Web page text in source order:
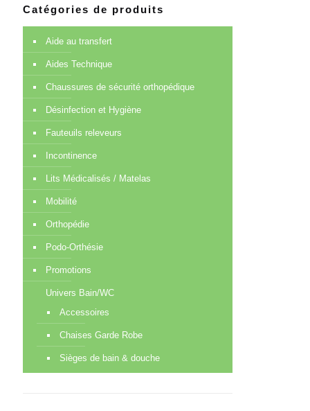
Catégories de produits
Aide au transfert
Aides Technique
Chaussures de sécurité orthopédique
Désinfection et Hygiène
Fauteuils releveurs
Incontinence
Lits Médicalisés / Matelas
Mobilité
Orthopédie
Podo-Orthésie
Promotions
Univers Bain/WC
Accessoires
Chaises Garde Robe
Sièges de bain & douche